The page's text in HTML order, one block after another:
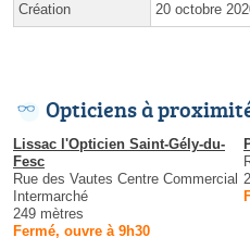
Création 20 octobre
Opticiens à
Lissac l'Opticien Saint-Gély-du-
Fesc
Rue des Vautes Centre Commercial
Intermarché
249 mètres
Fermé, ouvre à 9h30